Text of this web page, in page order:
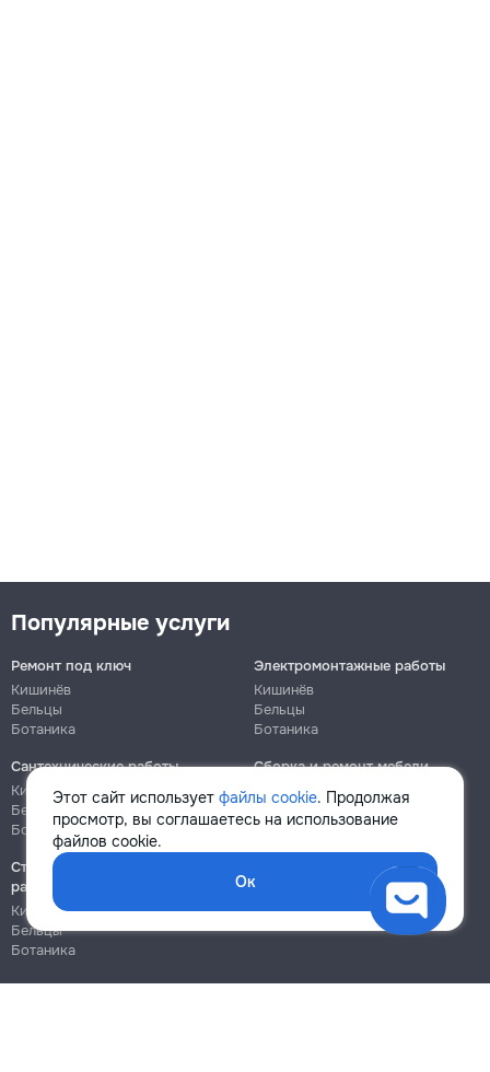
Этот сайт использует файлы cookie. Продолжая
просмотр, вы соглашаетесь на использование
файлов cookie.
Ок
Популярные услуги
Ремонт под ключ
Кишинёв
Бельцы
Ботаника
Электромонтажные работы
Кишинёв
Бельцы
Ботаника
Сантехнические работы
Кишинёв
Бельцы
Ботаника
Сборка и ремонт мебели
Кишинёв
Ботаника
Строительно-монтажные
работы
Кишинёв
Бельцы
Ботаника